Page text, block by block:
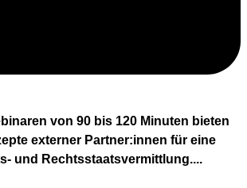
von 90 bis 120 Minuten bieten
externer Partner:innen für eine
und Rechtsstaatsvermittlung....